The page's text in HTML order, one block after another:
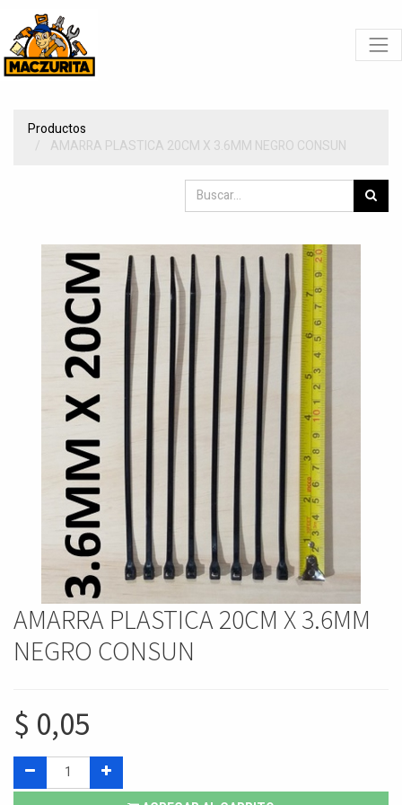
Productos
AMARRA PLASTICA 20CM X 3.6MM NEGRO CONSUN
AMARRA PLASTICA 20CM X 3.6MM
NEGRO CONSUN
$ 0,05